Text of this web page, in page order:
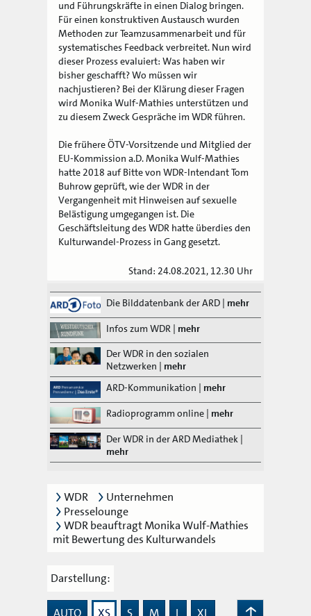
und Führungskräfte in einen Dialog bringen.
Für einen konstruktiven Austausch wurden
Methoden zur Teamzusammenarbeit und für
systematisches Feedback verbreitet. Nun wird
dieser Prozess evaluiert: Was haben wir
bisher geschafft? Wo müssen wir
nachjustieren? Bei der Klärung dieser Fragen
wird Monika Wulf-Mathies unterstützen und
zu diesem Zweck Gespräche im WDR führen.
Die frühere ÖTV-Vorsitzende und Mitglied der
EU-Kommission a.D. Monika Wulf-Mathies
hatte 2018 auf Bitte von WDR-Intendant Tom
Buhrow geprüft, wie der WDR in der
Vergangenheit mit Hinweisen auf sexuelle
Belästigung umgegangen ist. Die
Geschäftsleitung des WDR hatte überdies den
Kulturwandel-Prozess in Gang gesetzt.
Stand: 24.08.2021, 12.30 Uhr
Die Bilddatenbank der ARD | mehr
Infos zum WDR | mehr
Der WDR in den sozialen
Netzwerken | mehr
ARD-Kommunikation | mehr
Radioprogramm online | mehr
Der WDR in der ARD Mediathek |
mehr
WDR
Unternehmen
Presselounge
WDR beauftragt Monika Wulf-Mathies
mit Bewertung des Kulturwandels
Darstellung:
AUTO XS S M L XL